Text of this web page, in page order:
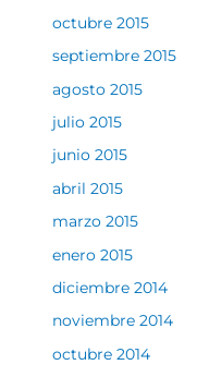
octubre 2015
septiembre 2015
agosto 2015
julio 2015
junio 2015
abril 2015
marzo 2015
enero 2015
diciembre 2014
noviembre 2014
octubre 2014